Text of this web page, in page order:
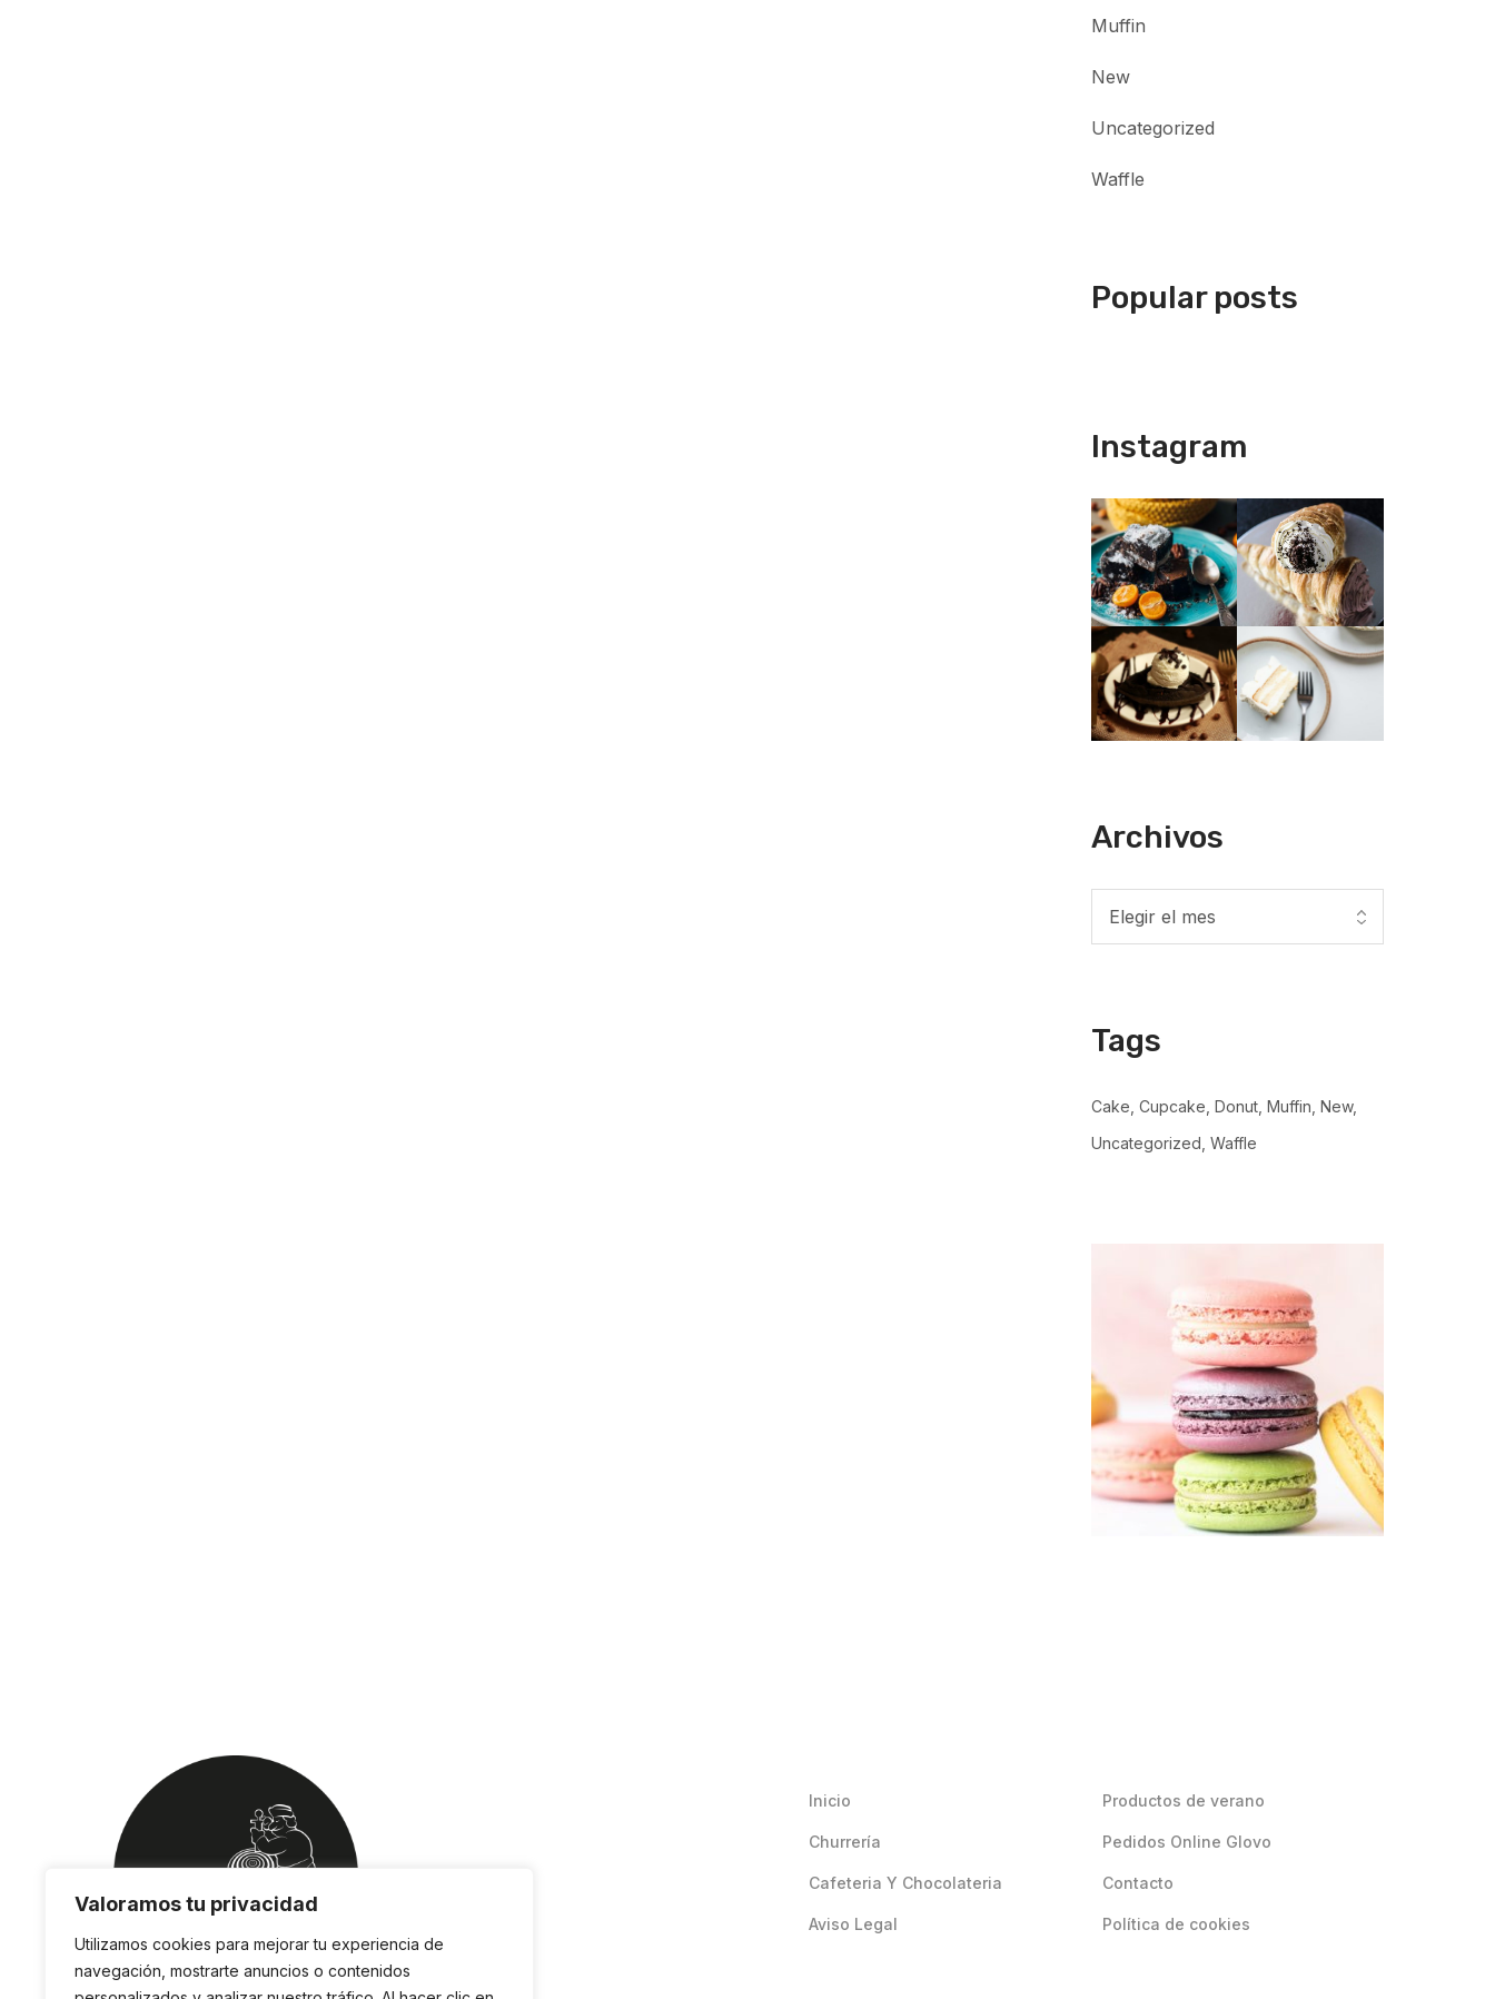
Valoramos tu privacidad
Utilizamos cookies para mejorar tu experiencia de
navegación, mostrarte anuncios o contenidos
Muffin
New
Uncategorized
Waffle
Popular posts
Instagram
Archivos
Tags
Cake Cupcake Donut Muffin New
Uncategorized Waffle
Inicio
Churrería
Cafeteria Y Chocolateria
Aviso Legal
Productos de verano
Pedidos Online Glovo
Contacto
Política de cookies